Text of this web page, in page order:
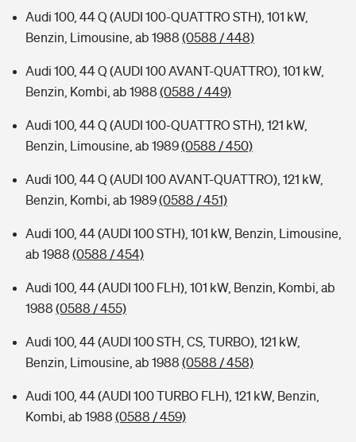
Audi 100, 44 Q (AUDI 100-QUATTRO STH), 101 kW,
Benzin, Limousine, ab 1988 (0588 / 448)
Audi 100, 44 Q (AUDI 100 AVANT-QUATTRO), 101 kW,
Benzin, Kombi, ab 1988 (0588 / 449)
Audi 100, 44 Q (AUDI 100-QUATTRO STH), 121 kW,
Benzin, Limousine, ab 1989(0588 / 450)
Audi 100, 44 Q (AUDI 100 AVANT-QUATTRO), 121 kW,
Benzin, Kombi, ab 1989(0588 / 451)
Audi 100, 44 (AUDI 100 STH), 101 kW, Benzin, Limousine,
ab 1988 (0588 / 454)
Audi 100, 44 (AUDI 100 FLH), 101 kW, Benzin, Kombi, ab
1988 (0588 / 455)
Audi 100, 44 (AUDI 100 STH, CS, TURBO), 121 kW,
Benzin, Limousine, ab 1988 (0588 / 458)
Audi 100, 44 (AUDI 100 TURBO FLH), 121 kW, Benzin,
Kombi, ab 1988 (0588 / 459)